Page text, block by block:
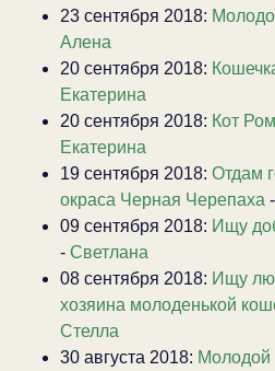
23 сентября 2018:
Алена
20 сентября 2018:
Екатерина
20 сентября 2018: Кот
Екатерина
19 сентября 2018: Отдам
окраса Черная Черепаха -
09 сентября 2018: Ищу
- Светлана
08 сентября 2018: Ищу
хозяина молоденькой
Стелла
30 августа 2018: Молодой